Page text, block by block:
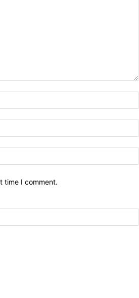
time I comment.